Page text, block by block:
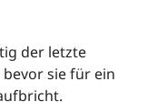
der letzte
bevor sie für ein